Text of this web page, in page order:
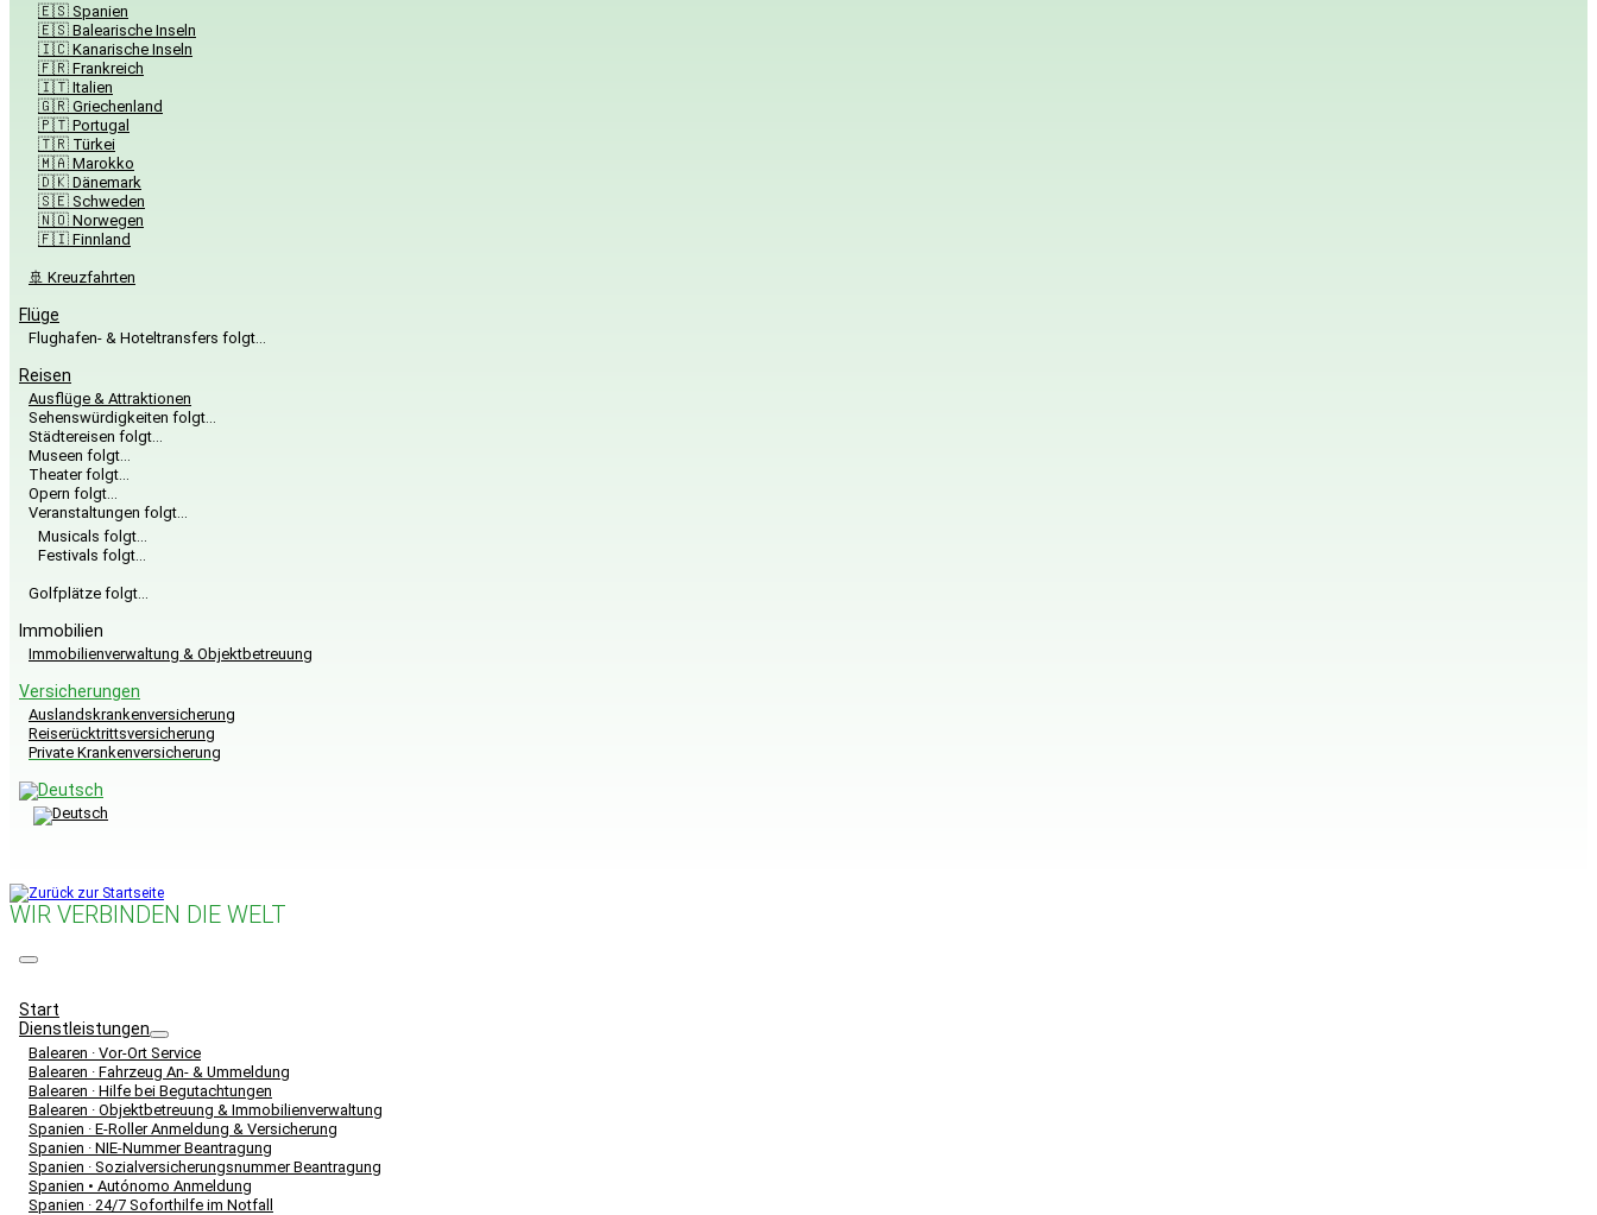
🇪🇸 Spanien
🇪🇸 Balearische Inseln
🇮🇨 Kanarische Inseln
🇫🇷 Frankreich
🇮🇹 Italien
🇬🇷 Griechenland
🇵🇹 Portugal
🇹🇷 Türkei
🇲🇦 Marokko
🇩🇰 Dänemark
🇸🇪 Schweden
🇳🇴 Norwegen
🇫🇮 Finnland
🚢 Kreuzfahrten
Flüge
Flughafen- & Hoteltransfers folgt…
Reisen
Ausflüge & Attraktionen
Sehenswürdigkeiten folgt…
Städtereisen folgt…
Museen folgt…
Theater folgt…
Opern folgt…
Veranstaltungen folgt…
Musicals folgt…
Festivals folgt…
Golfplätze folgt…
Immobilien
Immobilienverwaltung & Objektbetreuung
Versicherungen
Auslandskrankenversicherung
Reiserücktrittsversicherung
Private Krankenversicherung
WIR VERBINDEN DIE WELT
Menü
Start
Dienstleistungen
Balearen · Vor-Ort Service
Balearen · Fahrzeug An- & Ummeldung
Balearen · Hilfe bei Begutachtungen
Balearen · Objektbetreuung & Immobilienverwaltung
Spanien · E-Roller Anmeldung & Versicherung
Spanien · NIE-Nummer Beantragung
Spanien · Sozialversicherungsnummer Beantragung
Spanien • Autónomo Anmeldung
Spanien · 24/7 Soforthilfe im Notfall